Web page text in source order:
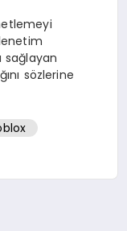
sağlayan
sözlerine